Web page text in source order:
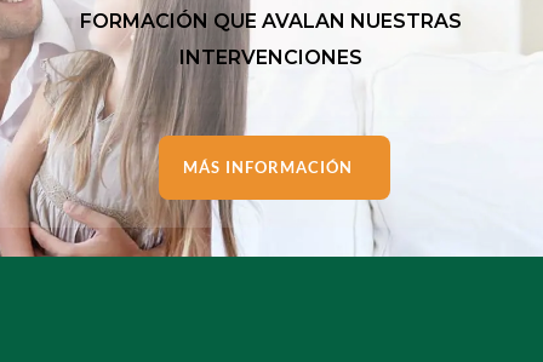
FORMACIÓN QUE AVALAN NUESTRAS
INTERVENCIONES
MÁS INFORMACIÓN